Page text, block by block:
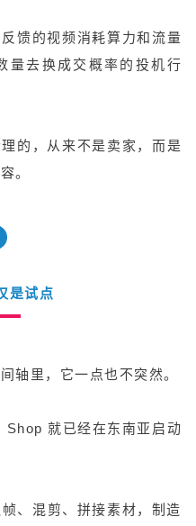
馈的视频消耗算力和流量
量去换成交概率的投机行
的，从来不是卖家，而是
。
是试点
轴里，它一点也不突然。
就已经在东南亚启动
、混剪、拼接素材，制造